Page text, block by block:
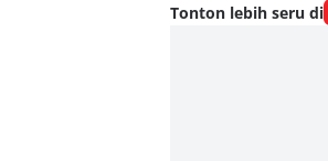
Tonton lebih seru di